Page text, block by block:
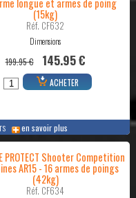
en savoir plus
longue et armes de poing
(15kg)
Réf. CF632
Dimensions
199.95 € 145.95 €
ACHETER
PROTECT Shooter Competition
AR15 - 16 armes de poings
(42kg)
Réf. CF634